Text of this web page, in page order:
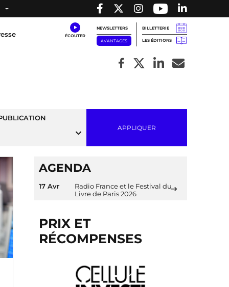
NEWSLETTERS
AVANTAGES
BILLETTERIE
LES ÉDITIONS
APPLIQUER
AGENDA
17 Avr
Radio France et le Festival du
Livre de Paris 2026
PRIX ET
RÉCOMPENSES